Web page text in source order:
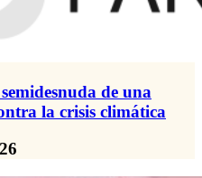
de una
la crisis climática